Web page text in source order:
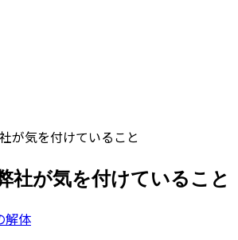
が気を付けていること
社が気を付けていること
解体